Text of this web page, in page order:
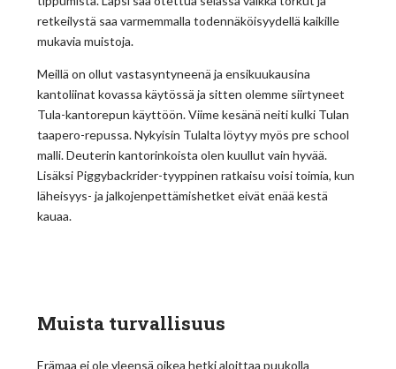
retkeilystä saa varmemmalla todennäköisyydellä kaikille
mukavia muistoja.
Meillä on ollut vastasyntyneenä ja ensikuukausina
kantoliinat kovassa käytössä ja sitten olemme siirtyneet
Tula-kantorepun käyttöön. Viime kesänä neiti kulki Tulan
taapero-repussa. Nykyisin Tulalta löytyy myös pre school
malli. Deuterin kantorinkoista olen kuullut vain hyvää.
Lisäksi Piggybackrider-tyyppinen ratkaisu voisi toimia, kun
läheisyys- ja jalkojenpettämishetket eivät enää kestä
kauaa.
Muista turvallisuus
Erämaa ei ole yleensä oikea hetki aloittaa puukolla